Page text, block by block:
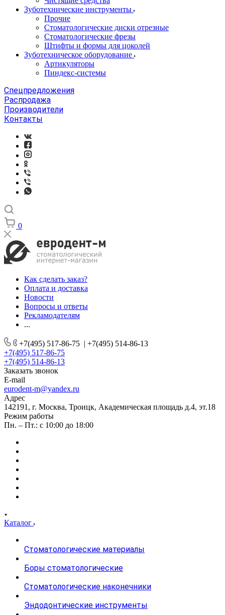
Зуботехнические инструменты
Прочие
Стоматологические диски отрезные
Стоматологические фрезы
Штифты и формы для цоколей
Зуботехническое оборудование
Артикуляторы
Пиндекс-системы
Спецпредложения
Распродажа
Производители
Контакты
0
Как сделать заказ?
Оплата и доставка
Новости
Вопросы и ответы
Рекламодателям
...
+7(495) 517-86-75 | +7(495) 514-86-13
+7(495) 517-86-75
+7(495) 514-86-13
Заказать звонок
E-mail
eurodent-m@yandex.ru
Адрес
142191, г. Москва, Троицк, Академическая площадь д.4, эт.18
Режим работы
Пн. – Пт.: с 10:00 до 18:00
Каталог
Стоматологические материалы
Боры стоматологические
Стоматологические наконечники
Эндодонтические инструменты